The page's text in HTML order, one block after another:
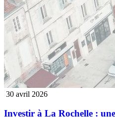
30 avril 2026
Investir à La Rochelle :